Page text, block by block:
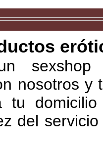
sexshop
nosotros y
tu
del